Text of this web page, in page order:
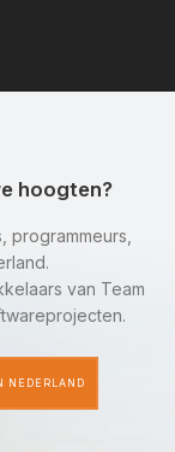
hoogten?
programmeurs,
van Team
NEDERLAND